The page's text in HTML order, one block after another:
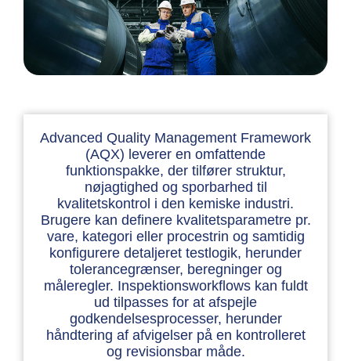
Advanced Quality Management Framework
(AQX) leverer en omfattende
funktionspakke, der tilfører struktur,
nøjagtighed og sporbarhed til
kvalitetskontrol i den kemiske industri.
Brugere kan definere kvalitetsparametre pr.
vare, kategori eller procestrin og samtidig
konfigurere detaljeret testlogik, herunder
tolerancegrænser, beregninger og
måleregler. Inspektionsworkflows kan fuldt
ud tilpasses for at afspejle
godkendelsesprocesser, herunder
håndtering af afvigelser på en kontrolleret
og revisionsbar måde.